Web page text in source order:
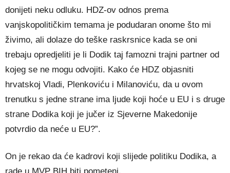
donijeti neku odluku. HDZ-ov odnos prema
vanjskopolitičkim temama je podudaran onome što mi
živimo, ali dolaze do teške raskrsnice kada se oni
trebaju opredjeliti je li Dodik taj famozni trajni partner od
kojeg se ne mogu odvojiti. Kako će HDZ objasniti
hrvatskoj Vladi, Plenkoviću i Milanoviću, da u ovom
trenutku s jedne strane ima ljude koji hoće u EU i s druge
strane Dodika koji je jučer iz Sjeverne Makedonije
potvrdio da neće u EU?”.
On je rekao da će kadrovi koji slijede politiku Dodika, a